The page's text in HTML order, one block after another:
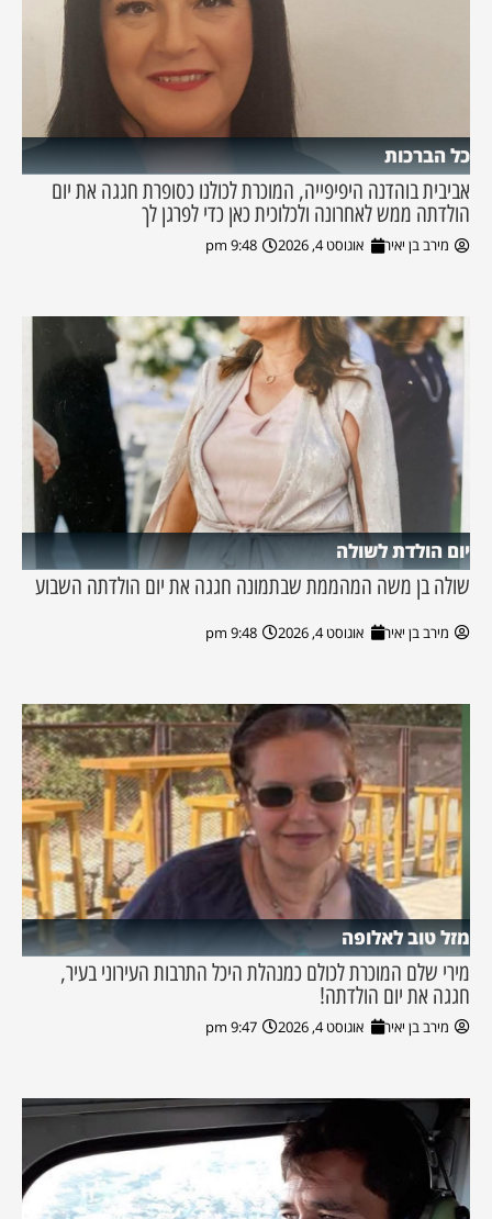
כל הברכות
אביבית בוהדנה היפיפייה, המוכרת לכולנו כסופרת חגגה את יום
הולדתה ממש לאחרונה ולכלוכית כאן כדי לפרגן לך
מירב בן יאיר אוגוסט 4, 2026 9:48 pm
יום הולדת לשולה
שולה בן משה המהממת שבתמונה חגגה את יום הולדתה השבוע
מירב בן יאיר אוגוסט 4, 2026 9:48 pm
מזל טוב לאלופה
מירי שלם המוכרת לכולם כמנהלת היכל התרבות העירוני בעיר,
חגגה את יום הולדתה!
מירב בן יאיר אוגוסט 4, 2026 9:47 pm